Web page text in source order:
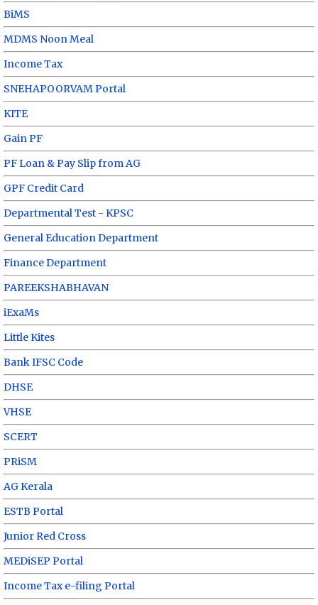
BiMS
MDMS Noon Meal
Income Tax
SNEHAPOORVAM Portal
KITE
Gain PF
PF Loan & Pay Slip from AG
GPF Credit Card
Departmental Test - KPSC
General Education Department
Finance Department
PAREEKSHABHAVAN
iExaMs
Little Kites
Bank IFSC Code
DHSE
VHSE
SCERT
PRiSM
AG Kerala
ESTB Portal
Junior Red Cross
MEDiSEP Portal
Income Tax e-filing Portal